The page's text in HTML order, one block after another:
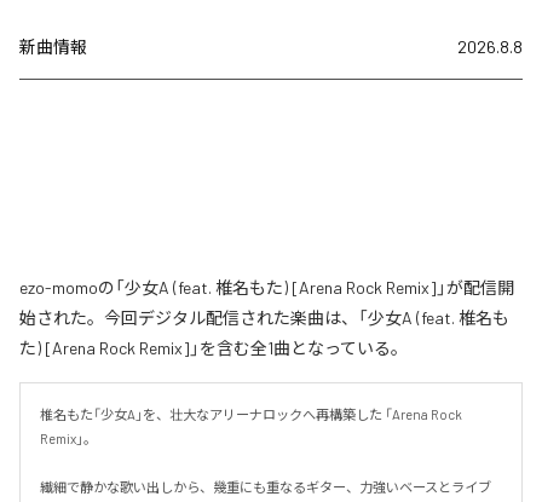
新曲情報 2026.8.8
ezo-momoの「少女A (feat. 椎名もた) [Arena Rock Remix]」が配信開
始された。今回デジタル配信された楽曲は、「少女A (feat. 椎名も
た) [Arena Rock Remix]」を含む全1曲となっている。
椎名もた「少女A」を、壮大なアリーナロックへ再構築した 「Arena Rock
Remix」。
繊細で静かな歌い出しから、幾重にも重なるギター、力強いベースとライブ